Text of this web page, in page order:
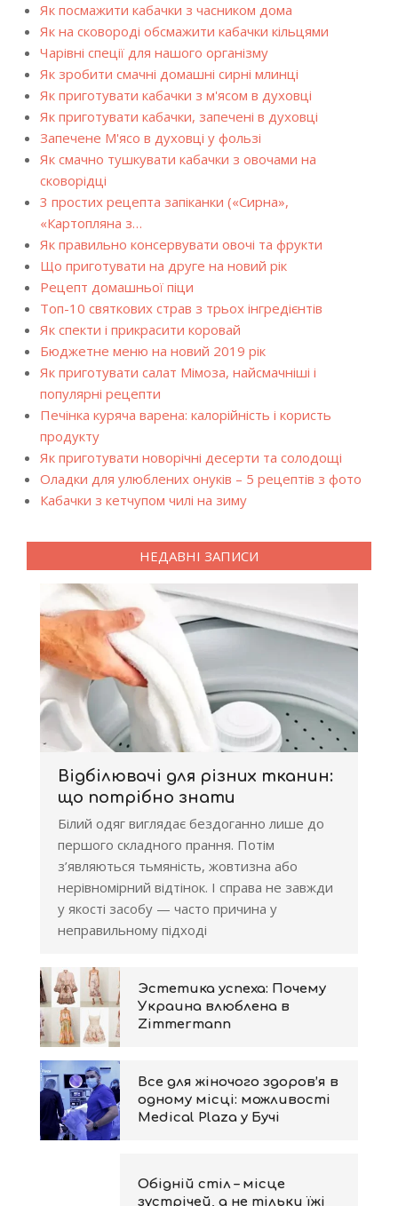
Як посмажити кабачки з часником дома
Як на сковороді обсмажити кабачки кільцями
Чарівні спеції для нашого організму
Як зробити смачні домашні сирні млинці
Як приготувати кабачки з м'ясом в духовці
Як приготувати кабачки, запечені в духовці
Запечене М'ясо в духовці у фользі
Як смачно тушкувати кабачки з овочами на
сковорідці
3 простих рецепта запіканки («Сирна»,
«Картопляна з…
Як правильно консервувати овочі та фрукти
Що приготувати на друге на новий рік
Рецепт домашньої піци
Топ-10 святкових страв з трьох інгредієнтів
Як спекти і прикрасити коровай
Бюджетне меню на новий 2019 рік
Як приготувати салат Мімоза, найсмачніші і
популярні рецепти
Печінка куряча варена: калорійність і користь
продукту
Як приготувати новорічні десерти та солодощі
Оладки для улюблених онуків – 5 рецептів з фото
Кабачки з кетчупом чилі на зиму
НЕДАВНІ ЗАПИСИ
Відбілювачі для різних тканин:
що потрібно знати
Білий одяг виглядає бездоганно лише до
першого складного прання. Потім
з’являються тьмяність, жовтизна або
нерівномірний відтінок. І справа не завжди
у якості засобу — часто причина у
неправильному підході
Эстетика успеха: Почему
Украина влюблена в
Zimmermann
Все для жіночого здоров’я в
одному місці: можливості
Medical Plaza у Бучі
Обідній стіл – місце
зустрічей, а не тільки їжі